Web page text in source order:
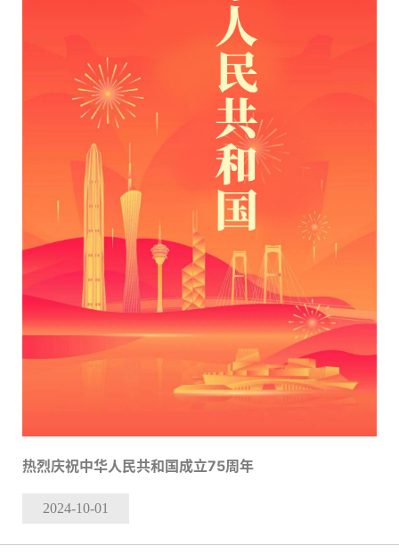
热烈庆祝中华人民共和国成立75周年
2024-10-01